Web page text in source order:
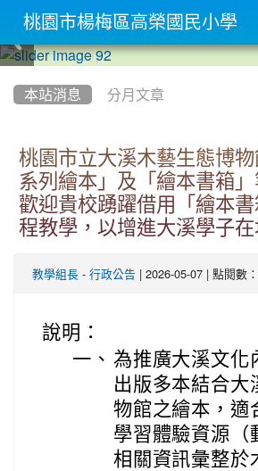
本站消息 分月文章
桃園市立大溪木藝生態博
系列繪本」及「繪本書箱」
歡迎貴校踴躍借用「繪本
程教學，以增進大溪學子
教學組長 - 行政公告 | 2026-05-07 | 點閱數
說明：
一、 為推廣大溪文化
出版多本結合大
物館之繪本，適
學習體驗資源（
相關資訊彙整於
桃園市楊梅區高榮國民小學